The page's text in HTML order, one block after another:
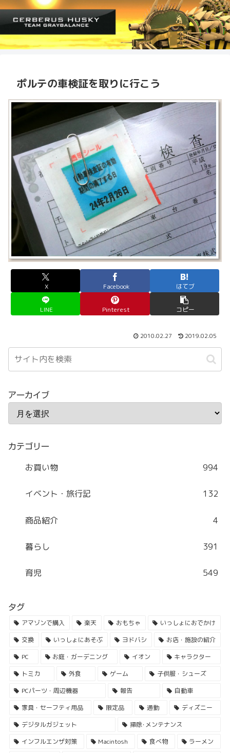
ポルテの車検証を取りに行こう
X Facebook はてブ
LINE Pinterest コピー
2010.02.27 2019.02.05
アーカイブ
カテゴリー
お買い物 994
イベント・旅行記 132
商品紹介 4
暮らし 391
育児 549
タグ
アマゾンで購入 楽天 おもちゃ
いっしょにおでかけ
交換
いっしょにあそぶ ヨドバシ
お店・施設の紹介
PC
お庭・ガーデニング イオン
キャラクター
トミカ
外食 ゲーム
子供服・シューズ
PCパーツ・周辺機器
報告
自動車
家具・セーフティ用品
限定品 通勤
ディズニー
デジタルガジェット
掃除･メンテナンス
インフルエンザ対策
Macintosh 食べ物
ラーメン